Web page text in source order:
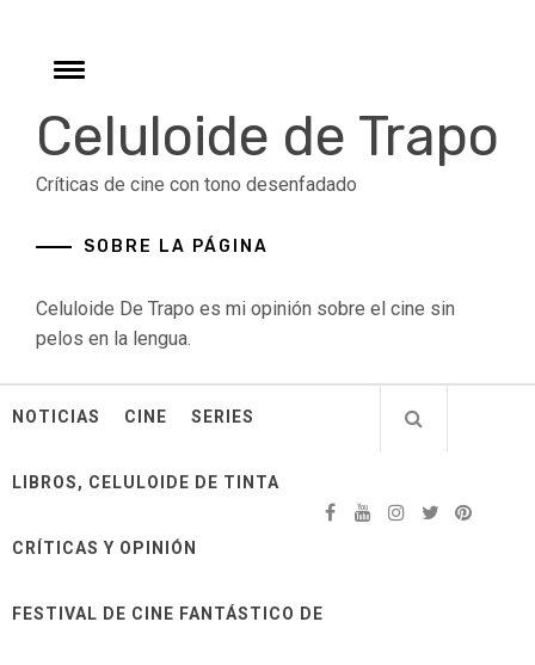
contentToggle
Celuloide de Trapo
Críticas de cine con tono desenfadado
SOBRE LA PÁGINA
Celuloide De Trapo es mi opinión sobre el cine sin
pelos en la lengua.
NOTICIAS CINE SERIES
LIBROS, CELULOIDE DE TINTA
CRÍTICAS Y OPINIÓN
FESTIVAL DE CINE FANTÁSTICO DE